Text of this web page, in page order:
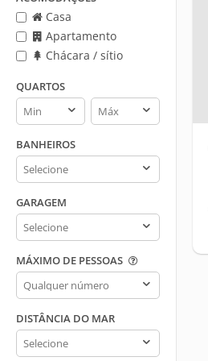
Casa
Apartamento
Chácara / sítio
QUARTOS
Quartos
min
Quartos
max
BANHEIROS
Banheiros
GARAGEM
Garagem
MÁXIMO DE PESSOAS
Máximo
de
pessoas
DISTÂNCIA DO MAR
Distância
do